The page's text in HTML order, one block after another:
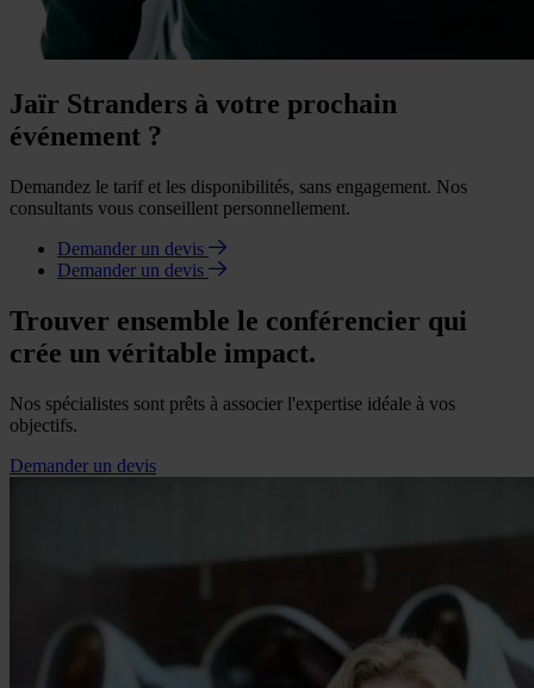
Jaïr Stranders à votre prochain
événement ?
Demandez le tarif et les disponibilités, sans engagement. Nos
consultants vous conseillent personnellement.
Demander un devis
Demander un devis
Trouver ensemble le conférencier qui
crée un véritable impact.
Nos spécialistes sont prêts à associer l'expertise idéale à vos
objectifs.
Demander un devis